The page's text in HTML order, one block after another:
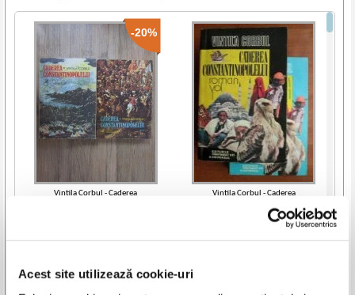
Acest site utilizează cookie-uri
-20%
Vintila Corbul - Caderea
Vintila Corbul - Caderea